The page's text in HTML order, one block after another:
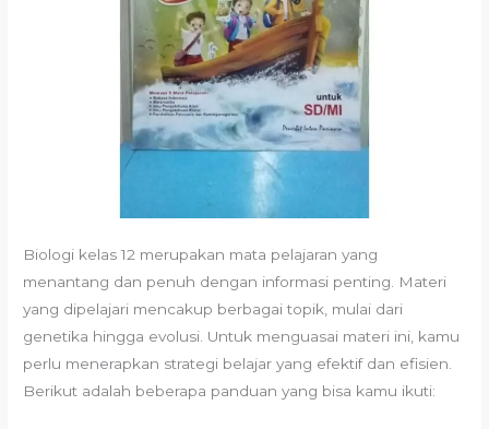
Biologi kelas 12 merupakan mata pelajaran yang
menantang dan penuh dengan informasi penting. Materi
yang dipelajari mencakup berbagai topik, mulai dari
genetika hingga evolusi. Untuk menguasai materi ini, kamu
perlu menerapkan strategi belajar yang efektif dan efisien.
Berikut adalah beberapa panduan yang bisa kamu ikuti: